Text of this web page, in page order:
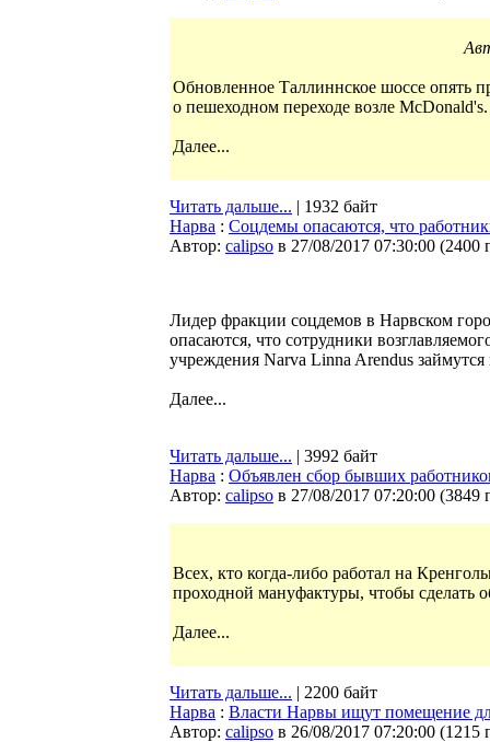
Обновленное Таллиннское шоссе опять
о пешеходном переходе возле McDonald's.
Далее...
Читать дальше... | 1932 байт
Нарва : Соцдемы опасаются, что
Автор: calipso в 27/08/2017 07:30:00 (2400
Лидер фракции соцдемов в Нарвском
опасаются, что сотрудники
учреждения Narva Linna Arendus
Далее...
Читать дальше... | 3992 байт
Нарва : Объявлен сбор бывших
Автор: calipso в 27/08/2017 07:20:00 (3849
Всех, кто когда-либо работал на
проходной мануфактуры, чтобы сделать
Далее...
Читать дальше... | 2200 байт
Нарва : Власти Нарвы ищут помещение
Автор: calipso в 26/08/2017 07:20:00 (1215